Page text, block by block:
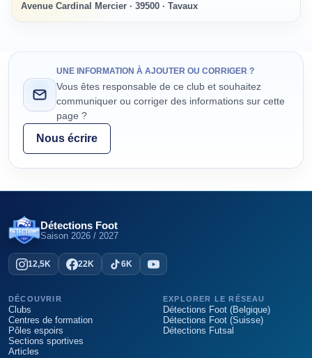
Avenue Cardinal Mercier · 39500 · Tavaux
UNE INFORMATION À AJOUTER OU CORRIGER ?
Vous êtes responsable de ce club et souhaitez
communiquer ou corriger des informations sur cette
page ?
Nous écrire
Détections Foot
Saison 2026 / 2027
12,5K 22K 6K
DÉCOUVRIR
Clubs
Centres de formation
Pôles espoirs
Sections sportives
Articles
EXPLORER LE RÉSEAU
Détections Foot (Belgique)
Détections Foot (Suisse)
Détections Futsal